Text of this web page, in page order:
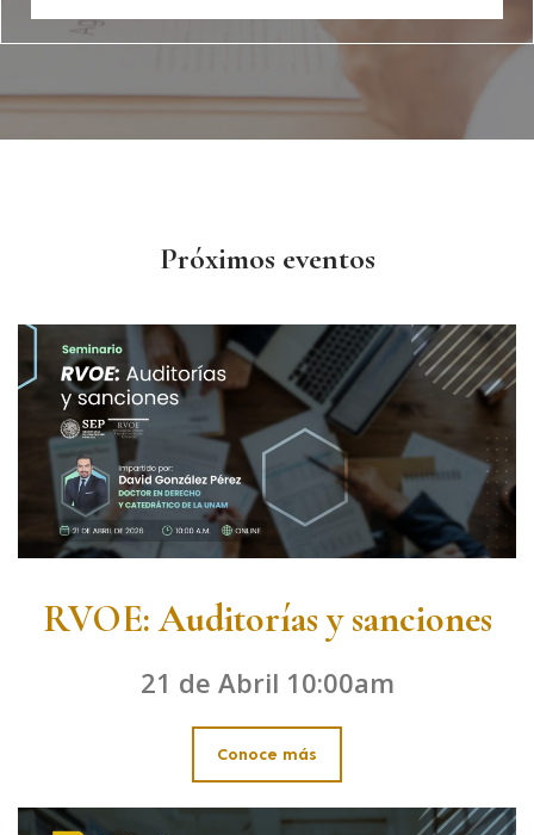
Próximos eventos
RVOE: Auditorías y sanciones
21 de Abril 10:00am
Conoce más